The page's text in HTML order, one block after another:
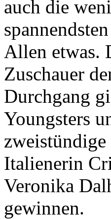
auch die
Allen etwas.
Zuschauer
Durchgang
Youngsters
Italienerin
Veronika
gewinnen.